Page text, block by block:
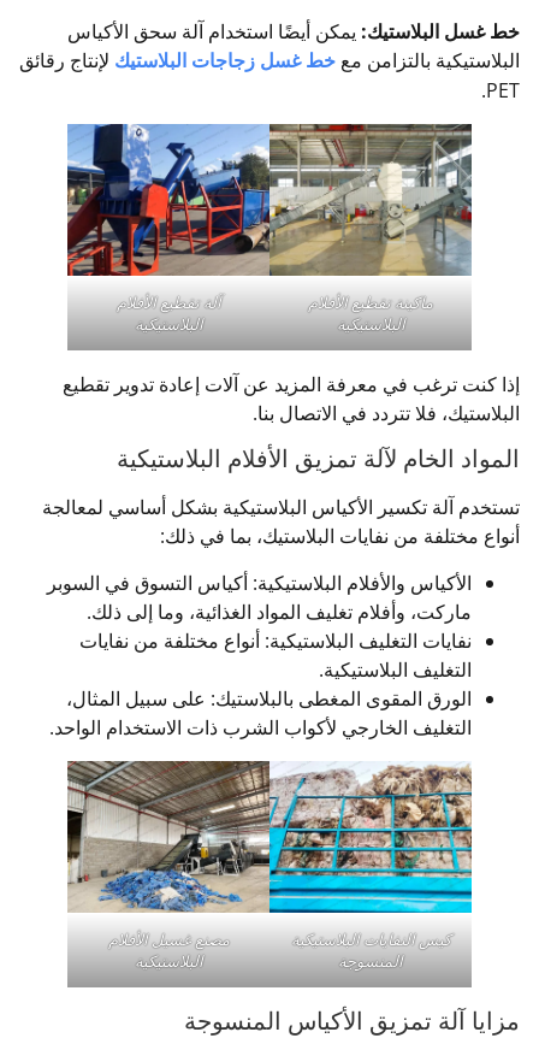
خط غسل البلاستيك: يمكن أيضًا استخدام آلة سحق الأكياس
البلاستيكية بالتزامن مع خط غسل زجاجات البلاستيك لإنتاج رقائق
PET.
ماكينة تقطيع الأفلام
البلاستيكية
آلة تقطيع الأفلام
البلاستيكية
إذا كنت ترغب في معرفة المزيد عن آلات إعادة تدوير تقطيع
البلاستيك، فلا تتردد في الاتصال بنا.
المواد الخام لآلة تمزيق الأفلام البلاستيكية
تستخدم آلة تكسير الأكياس البلاستيكية بشكل أساسي لمعالجة
أنواع مختلفة من نفايات البلاستيك، بما في ذلك:
الأكياس والأفلام البلاستيكية: أكياس التسوق في السوبر
ماركت، وأفلام تغليف المواد الغذائية، وما إلى ذلك.
نفايات التغليف البلاستيكية: أنواع مختلفة من نفايات
التغليف البلاستيكية.
الورق المقوى المغطى بالبلاستيك: على سبيل المثال،
التغليف الخارجي لأكواب الشرب ذات الاستخدام الواحد.
كيس النفايات البلاستيكية
المنسوجة
مصنع غسيل الأفلام
البلاستيكية
مزايا آلة تمزيق الأكياس المنسوجة